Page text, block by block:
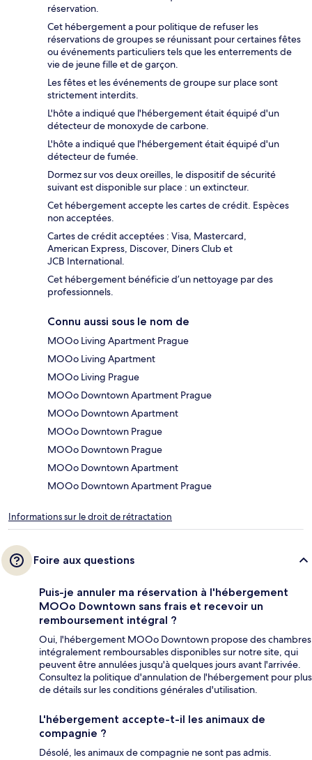
réservation.
Cet hébergement a pour politique de refuser les
réservations de groupes se réunissant pour certaines fêtes
ou événements particuliers tels que les enterrements de
vie de jeune fille et de garçon.
Les fêtes et les événements de groupe sur place sont
strictement interdits.
L'hôte a indiqué que l'hébergement était équipé d'un
détecteur de monoxyde de carbone.
L'hôte a indiqué que l'hébergement était équipé d'un
détecteur de fumée.
Dormez sur vos deux oreilles, le dispositif de sécurité
suivant est disponible sur place : un extincteur.
Cet hébergement accepte les cartes de crédit. Espèces
non acceptées.
Cartes de crédit acceptées : Visa, Mastercard,
American Express, Discover, Diners Club et
JCB International.
Cet hébergement bénéficie d’un nettoyage par des
professionnels.
Connu aussi sous le nom de
MOOo Living Apartment Prague
MOOo Living Apartment
MOOo Living Prague
MOOo Downtown Apartment Prague
MOOo Downtown Apartment
MOOo Downtown Prague
MOOo Downtown Prague
MOOo Downtown Apartment
MOOo Downtown Apartment Prague
Informations sur le droit de rétractation
Foire aux questions
Puis-je annuler ma réservation à l'hébergement
MOOo Downtown sans frais et recevoir un
remboursement intégral ?
Oui, l'hébergement MOOo Downtown propose des chambres
intégralement remboursables disponibles sur notre site, qui
peuvent être annulées jusqu'à quelques jours avant l'arrivée.
Consultez la politique d'annulation de l'hébergement pour plus
de détails sur les conditions générales d'utilisation.
L'hébergement accepte-t-il les animaux de
compagnie ?
Désolé, les animaux de compagnie ne sont pas admis.